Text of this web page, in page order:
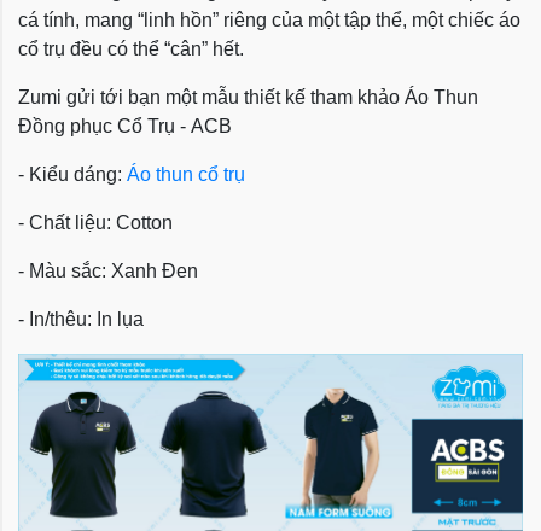
cá tính, mang “linh hồn” riêng của một tập thể, một chiếc áo
cổ trụ đều có thể “cân” hết.
Zumi gửi tới bạn một mẫu thiết kế tham khảo Áo Thun
Đồng phục Cổ Trụ - ACB
- Kiểu dáng: Áo thun cổ trụ
- Chất liệu: Cotton
- Màu sắc: Xanh Đen
- In/thêu: In lụa